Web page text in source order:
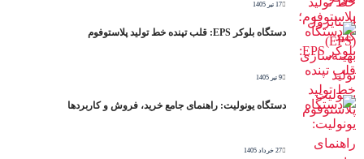
17 تیر 1405
دستگاه بلوکر EPS: قلب تپنده خط تولید پلاستوفوم
9 تیر 1405
دستگاه یونولیت: راهنمای جامع خرید، فروش و کاربردها
27 خرداد 1405